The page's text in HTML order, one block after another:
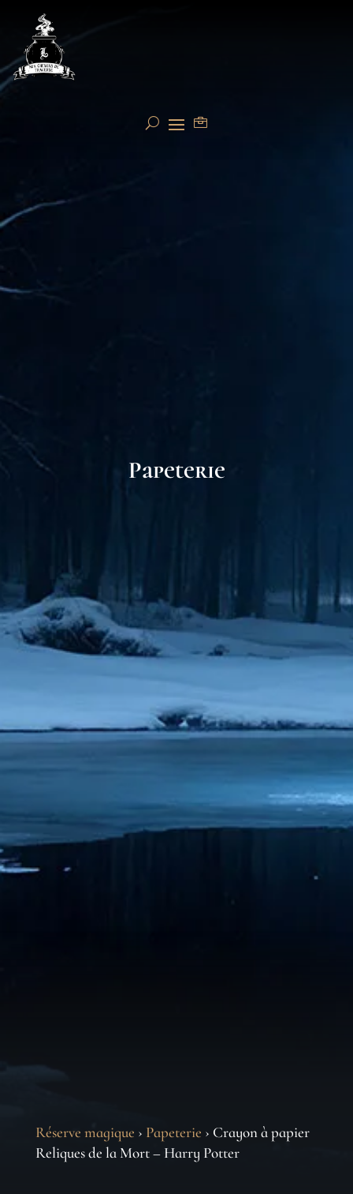
Papeterie
Réserve magique › Papeterie › Crayon à papier
Reliques de la Mort – Harry Potter